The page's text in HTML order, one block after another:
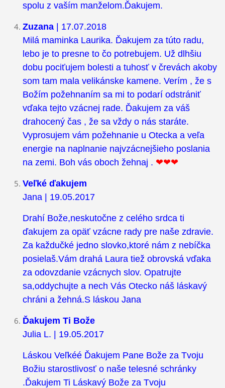
spolu z vaším manželom.Ďakujem.
Zuzana | 17.07.2018
Milá maminka Laurika. Ďakujem za túto radu,
lebo je to presne to čo potrebujem. Už dlhšiu
dobu pociťujem bolesti a tuhosť v črevách akoby
som tam mala velikánske kamene. Verím , že s
Božím požehnaním sa mi to podarí odstrániť
vďaka tejto vzácnej rade. Ďakujem za váš
drahocený čas , že sa vždy o nás staráte.
Vyprosujem vám požehnanie u Otecka a veľa
energie na naplnanie najvzácnejšieho poslania
na zemi. Boh vás oboch žehnaj . ❤❤❤
Veľké ďakujem
Jana | 19.05.2017
Drahí Bože,neskutočne z celého srdca ti
ďakujem za opäť vzácne rady pre naše zdravie.
Za každučké jedno slovko,ktoré nám z nebíčka
posielaš.Vám drahá Laura tiež obrovská vďaka
za odovzdanie vzácnych slov. Opatrujte
sa,oddychujte a nech Vás Otecko náš láskavý
chráni a žehná.S láskou Jana
Ďakujem Ti Bože
Julia L. | 19.05.2017
Láskou Veľkéé Ďakujem Pane Bože za Tvoju
Božiu starostlivosť o naše telesné schránky
.Ďakujem Ti Láskavý Bože za Tvoju